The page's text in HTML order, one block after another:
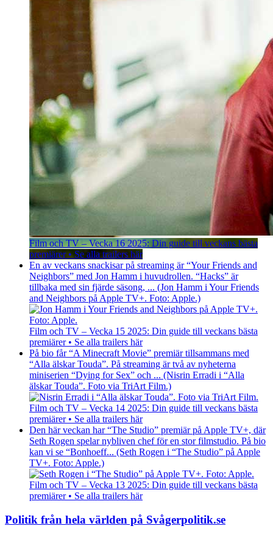
Film och TV – Vecka 16 2025: Din guide till veckans bästa
premiärer • Se alla trailers här
En av veckans snackisar på streaming är “Your Friends and
Neighbors” med Jon Hamm i huvudrollen. “Hacks” är
tillbaka med sin fjärde säsong, ... (Jon Hamm i Your Friends
and Neighbors på Apple TV+. Foto: Apple.)
Film och TV – Vecka 15 2025: Din guide till veckans bästa
premiärer • Se alla trailers här
På bio får “A Minecraft Movie” premiär tillsammans med
“Alla älskar Touda”. På streaming är två av nyheterna
miniserien “Dying for Sex” och ... (Nisrin Erradi i “Alla
älskar Touda”. Foto via TriArt Film.)
Film och TV – Vecka 14 2025: Din guide till veckans bästa
premiärer • Se alla trailers här
Den här veckan har “The Studio” premiär på Apple TV+, där
Seth Rogen spelar nybliven chef för en stor filmstudio. På bio
kan vi se “Bonhoeff... (Seth Rogen i “The Studio” på Apple
TV+. Foto: Apple.)
Film och TV – Vecka 13 2025: Din guide till veckans bästa
premiärer • Se alla trailers här
Politik från hela världen på Svågerpolitik.se